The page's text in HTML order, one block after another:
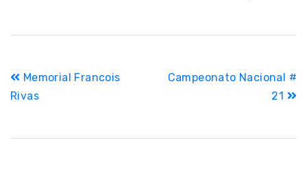
Navegación
de
Memorial Francois
Rivas
Campeonato Nacional #
21